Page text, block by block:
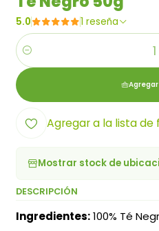
5.0 1 reseña
Cantidad
Agregar a la lista de
Mostrar stock de
DESCRIPCIÓN
Ingredientes:100% Té